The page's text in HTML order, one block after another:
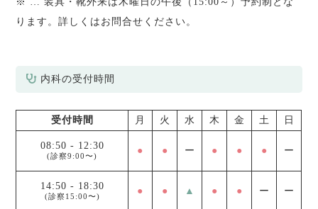
ります。詳しくはお問合せください。
内科の受付時間
受付時間 月 火 水 木 金 土 日
08:50 - 12:30
(診察9:00〜) ● ● ー ● ● ● ー
14:50 - 18:30
(診察15:00〜) ● ● ▲ ● ● ー ー